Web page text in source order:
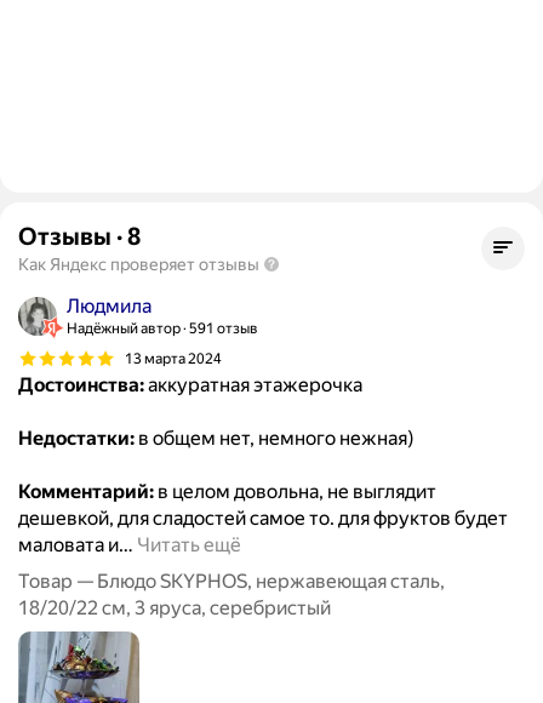
Отзывы ·8
Как Яндекс проверяет отзывы
Людмила
Надёжный автор 591 отзыв
13 марта 2024
Достоинства:аккуратная этажерочка
Недостатки: в общем нет, немного нежная)
Комментарий: в целом довольна, не выглядит
дешевкой, для сладостей самое то. для фруктов будет
маловата и… Читать ещё
Товар — Блюдо SKYPHOS, нержавеющая сталь,
18/20/22 см, 3 яруса, серебристый